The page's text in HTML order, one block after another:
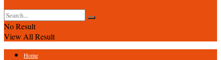
No Result
View All Result
Home